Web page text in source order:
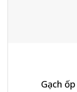
Gạch